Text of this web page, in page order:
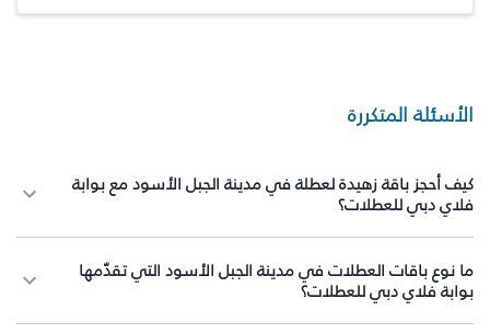
الأسئلة المتكررة
كيف أحجز باقة زهيدة لعطلة في مدينة الجبل الأسود مع بوابة
فلاي دبي للعطلات؟
ما نوع باقات العطلات في مدينة الجبل الأسود التي تقدّمها
بوابة فلاي دبي للعطلات؟